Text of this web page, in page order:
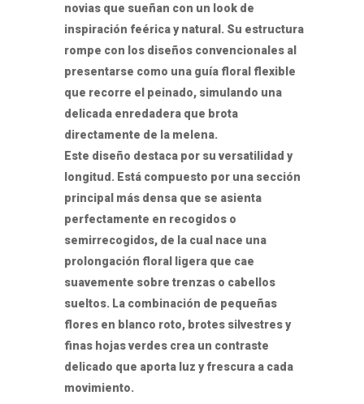
novias que sueñan con un look de
inspiración feérica y natural. Su estructura
rompe con los diseños convencionales al
presentarse como una guía floral flexible
que recorre el peinado, simulando una
delicada enredadera que brota
directamente de la melena.
Este diseño destaca por su versatilidad y
longitud. Está compuesto por una sección
principal más densa que se asienta
perfectamente en recogidos o
semirrecogidos, de la cual nace una
prolongación floral ligera que cae
suavemente sobre trenzas o cabellos
sueltos. La combinación de pequeñas
flores en blanco roto, brotes silvestres y
finas hojas verdes crea un contraste
delicado que aporta luz y frescura a cada
movimiento.